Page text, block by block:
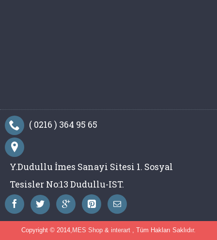
( 0216 ) 364 95 65
Y.Dudullu İmes Sanayi Sitesi 1. Sosyal
Tesisler No:13 Dudullu-IST.
Copyright © 2014, MES Shop & interart , Tüm Hakları Saklıdır.